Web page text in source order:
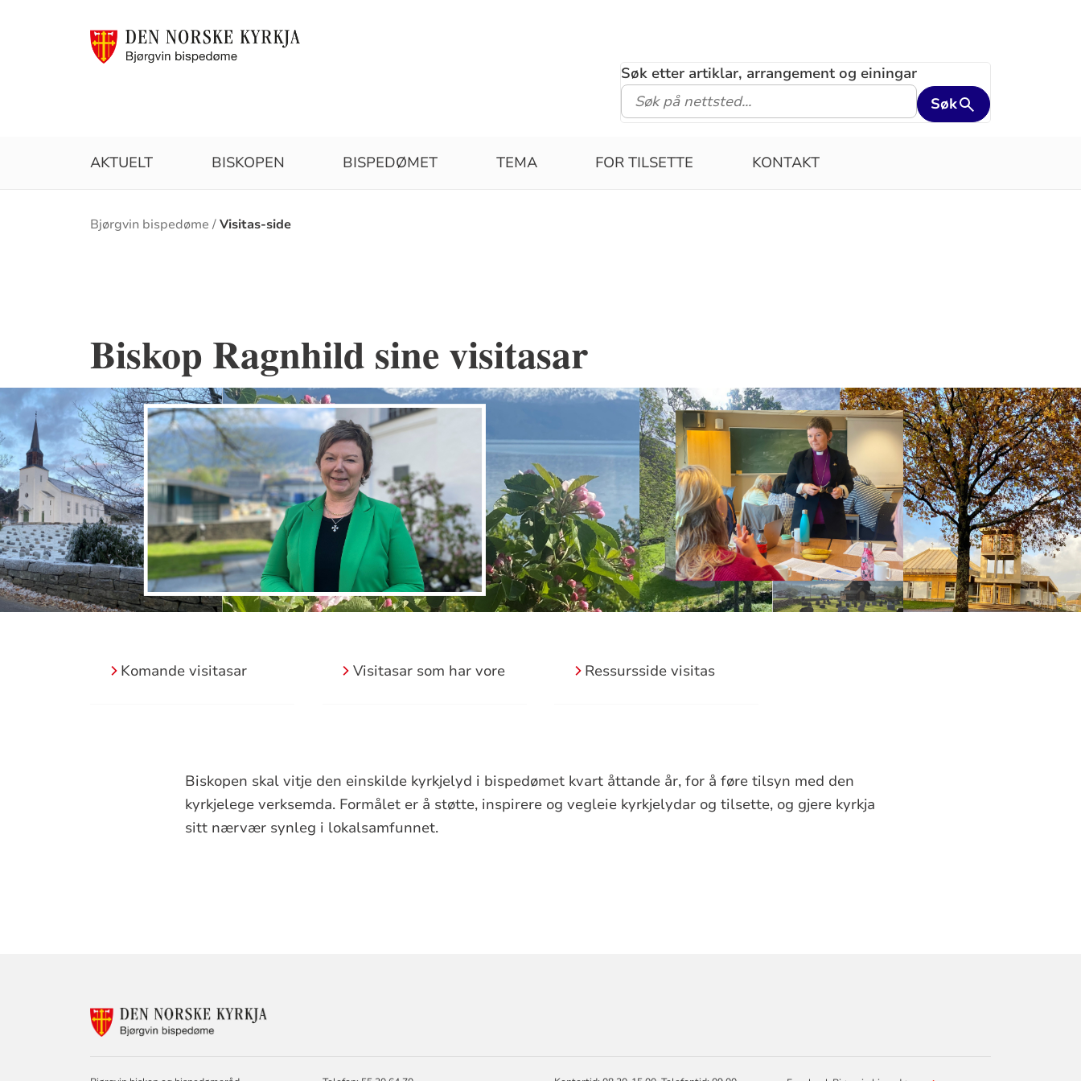
Søk etter artiklar, arrangement og einingar
Søk
AKTUELT BISKOPEN BISPEDØMET TEMA FOR TILSETTE KONTAKT
Brødsmulesti
Bjørgvin bispedøme Visitas-side
Biskop Ragnhild sine visitasar
Komande visitasar Visitasar som har vore Ressursside visitas
Biskopen skal vitje den einskilde kyrkjelyd i bispedømet kvart åttande år, for å føre tilsyn med den
kyrkjelege verksemda. Formålet er å støtte, inspirere og vegleie kyrkjelydar og tilsette, og gjere kyrkja
sitt nærvær synleg i lokalsamfunnet.
KONTAKTINFORMASJON